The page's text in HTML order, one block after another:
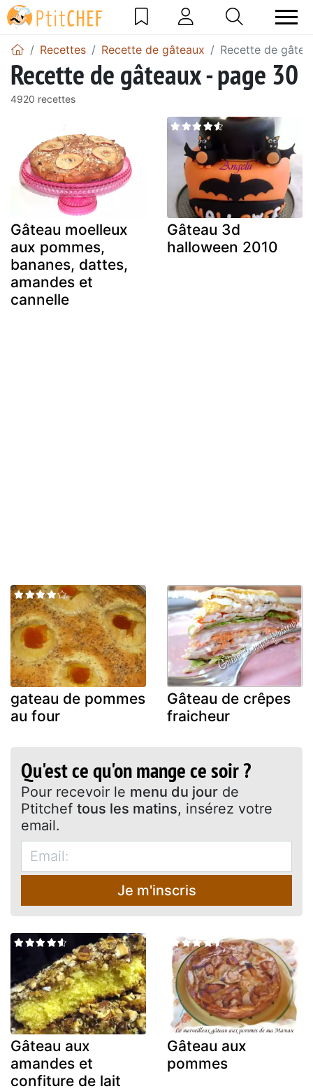
Recettes Recette de gâteaux Recette de
Recette de gâteaux - page 30
4920 recettes
Gâteau moelleux
aux pommes,
bananes, dattes,
amandes et
cannelle
Gâteau 3d
halloween 2010
gateau de pommes
au four
Gâteau de crêpes
fraicheur
Qu'est ce qu'on mange ce soir ?
Pour recevoir le menu du jour de
Ptitchef tous les matins, insérez votre
email.
Je m'inscris
Gâteau aux
amandes et
confiture de lait
Gâteau aux
pommes